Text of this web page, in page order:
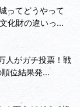
ってどうやって
化財の違いっ...
人がガチ投票！戦
位結果発...